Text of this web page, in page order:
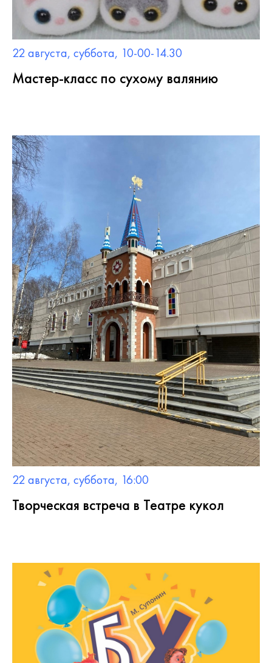
22 августа, суббота, 10-00-14.30
Мастер-класс по сухому валянию
22 августа, суббота, 16:00
Творческая встреча в Театре кукол